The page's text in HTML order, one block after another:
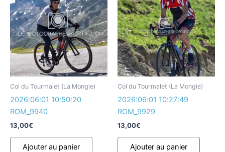
Col du Tourmalet (La Mongie)
2026:06:01 10:50:20
ROM_9940
13,00€
Ajouter au panier
Col du Tourmalet (La Mongie)
2026:06:01 10:27:49
ROM_9929
13,00€
Ajouter au panier